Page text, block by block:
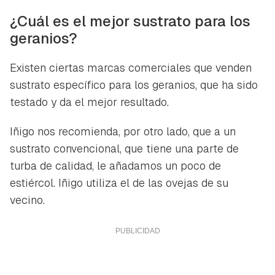
¿Cuál es el mejor sustrato para los
geranios?
Existen ciertas marcas comerciales que venden
sustrato específico para los geranios, que ha sido
testado y da el mejor resultado.
Iñigo nos recomienda, por otro lado, que a un
sustrato convencional, que tiene una parte de
turba de calidad, le añadamos un poco de
estiércol. Iñigo utiliza el de las ovejas de su
vecino.